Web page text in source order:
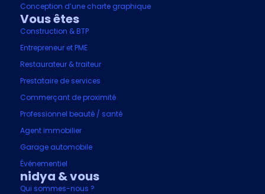
Conception d’une charte graphique
Vous êtes
Construction & BTP
Entrepreneur et PME
Restaurateur & traiteur
Prestataire de services
Commerçant de proximité
Professionnel beauté / santé
Agent immobilier
Garage automobile
Événementiel
nidya & vous
Qui sommes-nous ?